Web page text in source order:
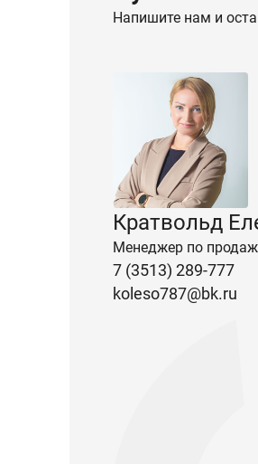
Напишите нам и
Кратвольд
Менеджер по
7 (3513) 289-777
koleso787@bk.ru